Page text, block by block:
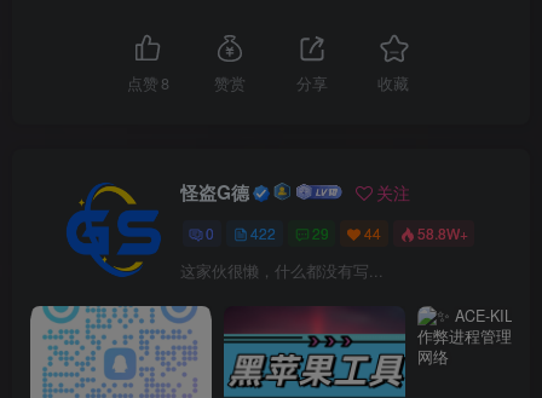
点赞 8 赞赏 分享 收藏
怪盗G德 关注
0 422 29 44 58.8W+
这家伙很懒，什么都没有写...